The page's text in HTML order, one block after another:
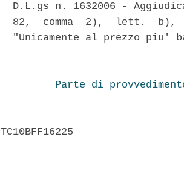
D.L.gs n. 1632006 -
82,  comma  2),  lett.  b),
"Unicamente al prezzo piu'
Parte di